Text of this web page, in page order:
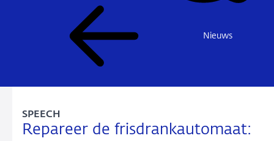
Nieuws
Repareer de frisdrankautomaat:
SPEECH